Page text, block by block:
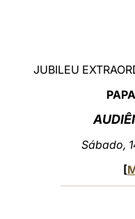
JUBILEU
Sábado,
[